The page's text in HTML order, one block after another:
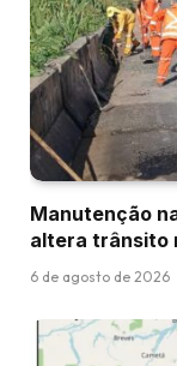
Manutenção
altera trânsito
6 de agosto de 2026